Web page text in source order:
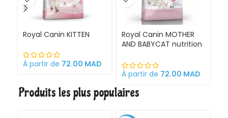
Royal Canin KITTEN
À partir de 72.00 MAD
Royal Canin MOTHER
AND BABYCAT nutrition
et ses chatons
Croquettes pour
gestantes/allaitantes
À partir de 72.00 MAD
Produits les plus populaires